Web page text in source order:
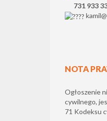
731 933
NOTA
Ogłoszenie
cywilnego,
71 Kodeksu